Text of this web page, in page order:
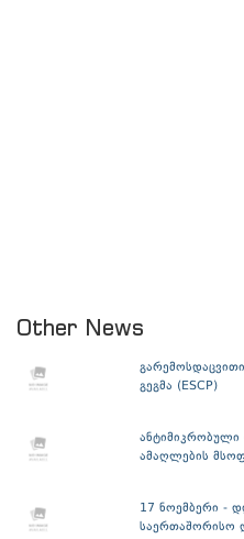
Other News
გეგმა (ESCP)
ანტიმიკრობული
ამაღლების
17 ნოემბერი -
საერთაშორისო